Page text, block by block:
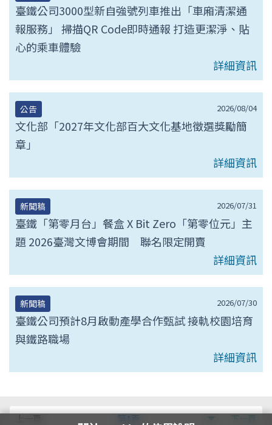
臺鐵公司3000型新自強號列車推出「車廂清潔通
報服務」 掃描QR Code即時通報 打造更潔淨、貼
心的乘車體驗
詳細資訊
2026/08/04
公告
文化部「2027年文化部百大文化基地徵選獎勵簡
章」
詳細資訊
2026/07/31
新聞稿
臺鐵「第零月台」餐盒 X Bit Zero「第零位元」主
題 2026臺灣文博會期間 聯名限定開賣
詳細資訊
2026/07/30
新聞稿
臺鐵公司預計8月啟動產學合作甄試 接軌校園培育
與鐵路職場
詳細資訊
上一頁 第
第1頁
下一頁